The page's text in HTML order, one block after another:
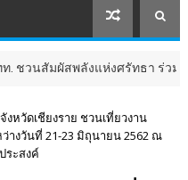
งแห่งศรัทธา ร่วมงาน "ห่มผ้าหล
งหวัดเชียงราย ชวนเที่ยวงาน
ว่างวันที่ 21-23 มิถุนายน 2562 ณ
ระสงค์